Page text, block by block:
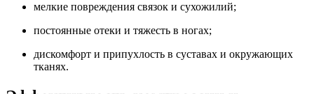
мелкие повреждения связок и сухожилий;
постоянные отеки и тяжесть в ногах;
дискомфорт и припухлость в суставах и окружающих
тканях.